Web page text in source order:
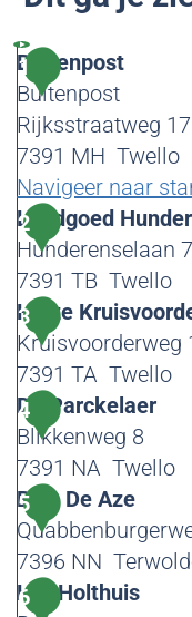
1
Buitenpost
Buitenpost
Rijksstraatweg
7391 MH Twello
Navigeer naar
B
u
i
t
e
n
p
o
s
t
2
Landgoed
Hunderenselaan 7
7391 TB Twello
L
a
n
d
g
o
e
d
H
u
3
Huize
Kruisvoorderweg
7391 TA Twello
H
u
i
z
e
K
r
4
De Parckelaer
Blikkenweg 8
7391 NA Twello
D
e
P
a
5
B&B De Aze
7396 NN
B
6
Het Holthuis